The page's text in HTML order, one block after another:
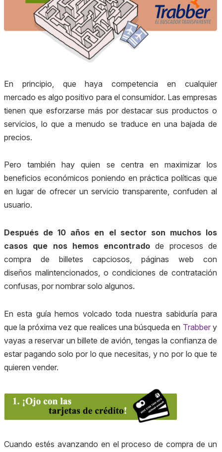
En principio, que haya competencia en cualquier
mercado es algo positivo para el consumidor. Las empresas
tienen que esforzarse más por destacar sus productos o
servicios, lo que a menudo se traduce en una bajada de
precios.
Pero también hay quien se centra en maximizar los
beneficios económicos poniendo en práctica políticas que
en lugar de ofrecer un servicio transparente, confuden al
usuario.
Después de 10 años en el sector son muchos los
casos que nos hemos encontrado de procesos de
compra de billetes capciosos, páginas web con
diseños malintencionados, o condiciones de contratación
confusas, por nombrar solo algunos.
En esta guía hemos volcado toda nuestra sabiduría para
que la próxima vez que realices una búsqueda en Trabbery
vayas a reservar un billete de avión, tengas la confianza de
estar pagando solo por lo que necesitas, y no por lo que te
quieren vender.
Cuando estés avanzando en el proceso de compra de un